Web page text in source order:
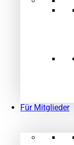
Für Mitglieder